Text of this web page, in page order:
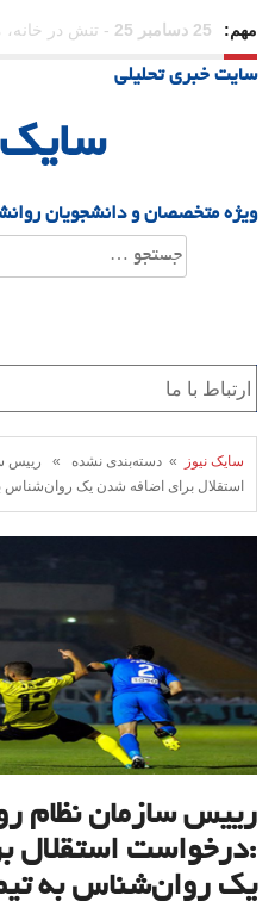
مهم: 23 دسامبر 25 - چرا اراده
21 دسامبر 25
سایت خبری تحلیلی
سایک
ویژه متخصصان و دانشجویان
جستجو
برای:
سایک نیوز
» دسته‌بندی نشده » رییس
استقلال برای اضافه شدن یک روان‌شناس
رییس سازمان نظام
:درخواست استقلال
یک روان‌شناس به